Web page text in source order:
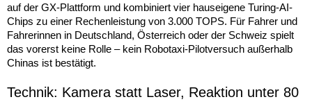
auf der GX-Plattform und kombiniert vier hauseigene Turing-AI-
Chips zu einer Rechenleistung von 3.000 TOPS. Für Fahrer und
Fahrerinnen in Deutschland, Österreich oder der Schweiz spielt
das vorerst keine Rolle – kein Robotaxi-Pilotversuch außerhalb
Chinas ist bestätigt.
Technik: Kamera statt Laser, Reaktion unter 80